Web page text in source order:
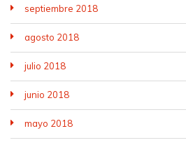
septiembre 2018
agosto 2018
julio 2018
junio 2018
mayo 2018